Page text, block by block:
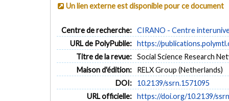
Un lien externe est disponible pour ce document
Centre de recherche: CIRANO - Centre
URL de PolyPublie: https://
Titre de la revue: Social Science Research
Maison d'édition:
RELX Group (Netherlands)
DOI:
10.2139/ssrn.1571095
URL officielle: https://doi.org/10.2139/